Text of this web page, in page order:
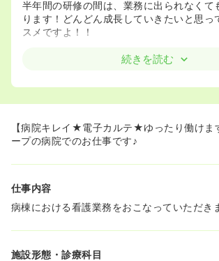
半年間の研修の間は、業務に出られなくて
ります！どんどん成長していきたいと思っ
スメですよ！！
続きを読む
【病院キレイ★電子カルテ★ゆったり働けま
ープの病院でのお仕事です♪
仕事内容
病棟における看護業務をおこなっていただき
施設形態・診療科目